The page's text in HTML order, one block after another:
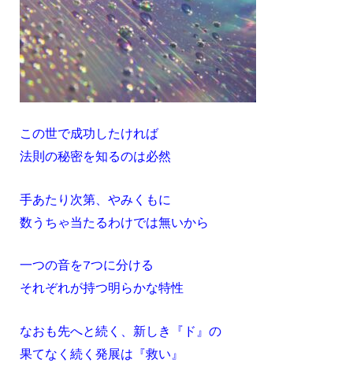
この世で成功したければ
法則の秘密を知るのは必然
手あたり次第、やみくもに
数うちゃ当たるわけでは無いから
一つの音を7つに分ける
それぞれが持つ明らかな特性
なおも先へと続く、新しき『ド』の
果てなく続く発展は『救い』